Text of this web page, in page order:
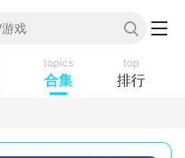
topics
合集
top
排行